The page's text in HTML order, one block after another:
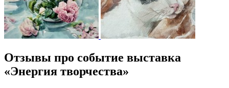
Отзывы про событие выставка
«Энергия творчества»